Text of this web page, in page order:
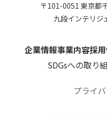
〒101-0051 東京都
九段インテリジ
企業情報事業内容採
SDGsへの取り
プライ